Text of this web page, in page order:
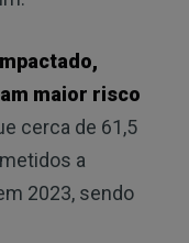
maior risco
cerca de 61,5
a
2023, sendo